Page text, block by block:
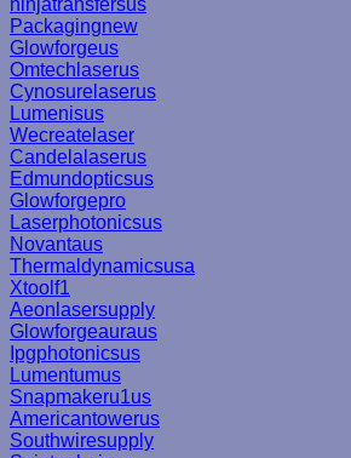
Packagingnew
Glowforgeus
Omtechlaserus
Cynosurelaserus
Lumenisus
Wecreatelaser
Candelalaserus
Edmundopticsus
Glowforgepro
Laserphotonicsus
Novantaus
Thermaldynamicsusa
Xtoolf1
Aeonlasersupply
Glowforgeauraus
Ipgphotonicsus
Lumentumus
Snapmakeru1us
Americantowerus
Southwiresupply